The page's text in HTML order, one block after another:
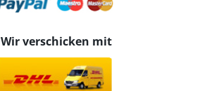
Wir verschicken mit